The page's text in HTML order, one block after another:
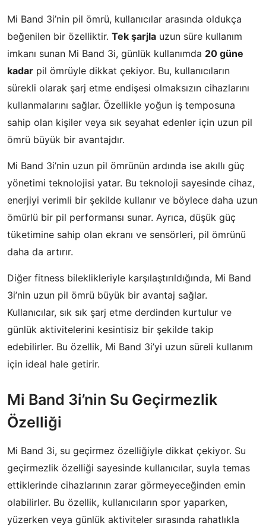
Mi Band 3i’nin pil ömrü, kullanıcılar arasında oldukça
beğenilen bir özelliktir. Tek şarjla uzun süre kullanım
imkanı sunan Mi Band 3i, günlük kullanımda 20 güne
kadar pil ömrüyle dikkat çekiyor. Bu, kullanıcıların
sürekli olarak şarj etme endişesi olmaksızın cihazlarını
kullanmalarını sağlar. Özellikle yoğun iş temposuna
sahip olan kişiler veya sık seyahat edenler için uzun pil
ömrü büyük bir avantajdır.
Mi Band 3i’nin uzun pil ömrünün ardında ise akıllı güç
yönetimi teknolojisi yatar. Bu teknoloji sayesinde cihaz,
enerjiyi verimli bir şekilde kullanır ve böylece daha uzun
ömürlü bir pil performansı sunar. Ayrıca, düşük güç
tüketimine sahip olan ekranı ve sensörleri, pil ömrünü
daha da artırır.
Diğer fitness bileklikleriyle karşılaştırıldığında, Mi Band
3i’nin uzun pil ömrü büyük bir avantaj sağlar.
Kullanıcılar, sık sık şarj etme derdinden kurtulur ve
günlük aktivitelerini kesintisiz bir şekilde takip
edebilirler. Bu özellik, Mi Band 3i’yi uzun süreli kullanım
için ideal hale getirir.
Mi Band 3i’nin Su Geçirmezlik
Özelliği
Mi Band 3i, su geçirmez özelliğiyle dikkat çekiyor. Su
geçirmezlik özelliği sayesinde kullanıcılar, suyla temas
ettiklerinde cihazlarının zarar görmeyeceğinden emin
olabilirler. Bu özellik, kullanıcıların spor yaparken,
yüzerken veya günlük aktiviteler sırasında rahatlıkla